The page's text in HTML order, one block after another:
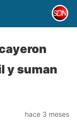
y suman
hace 3 meses